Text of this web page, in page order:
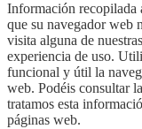
Información recopilada
que su navegador web
visita alguna de
experiencia de uso.
funcional y útil la
web. Podéis consultar
tratamos esta
páginas web.